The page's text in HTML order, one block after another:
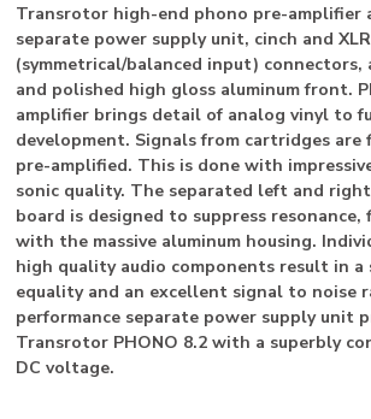
Transrotor high-end phono pre-amplifier
separate power supply unit, cinch and XLR
(symmetrical/balanced input) connectors,
and polished high gloss aluminum front.
amplifier brings detail of analog vinyl to
development. Signals from cartridges are
pre-amplified. This is done with
sonic quality. The separated left and
board is designed to suppress resonance,
with the massive aluminum housing.
high quality audio components result in a
equality and an excellent signal to noise
performance separate power supply unit
Transrotor PHONO 8.2 with a superbly
DC voltage.